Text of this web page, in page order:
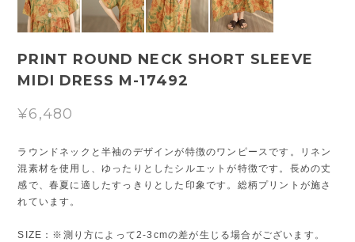
PRINT ROUND NECK SHORT SLEEVE
MIDI DRESS M-17492
¥6,480
ラウンドネックと半袖のデザインが特徴のワンピースです。リネン
混素材を使用し、ゆったりとしたシルエットが特徴です。長めの丈
感で、春夏に適したすっきりとした印象です。総柄プリントが施さ
れています。
SIZE：※測り方によって2-3cmの差が生じる場合がございます。